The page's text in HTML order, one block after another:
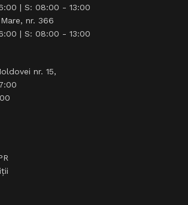
| S: 08:00 - 13:00
nr. 366
| S: 08:00 - 13:00
nr. 15,